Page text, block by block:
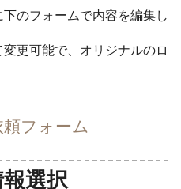
のフォームで内容を編集し
更可能で、オリジナルのロ
頼フォーム
選択